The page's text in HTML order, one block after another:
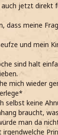
jetzt direkt
dass meine
und mein
sind halt
mich wieder
selbst keine
braucht,
man da